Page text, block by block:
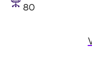
80